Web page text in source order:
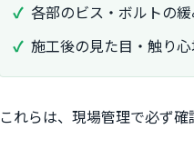
各部のビス・ボルトの
施工後の見た目・触り
これらは、現場管理で必ず